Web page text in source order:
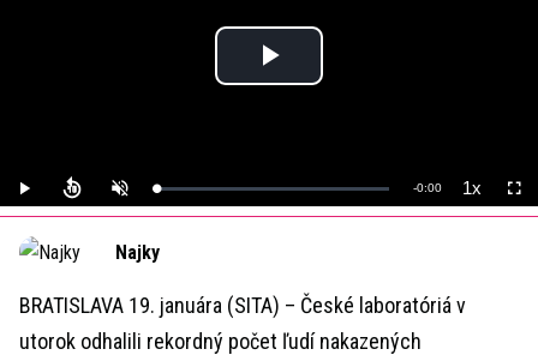
Play
Play UnmuteLoaded:
0%
Remaining
-0:00 1xPlayback
Rate
Najky
BRATISLAVA 19. januára (SITA) – České laboratóriá v
utorok odhalili rekordný počet ľudí nakazených